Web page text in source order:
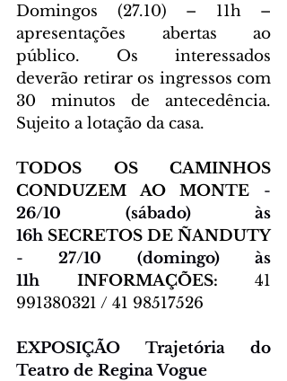
Domingos (27.10) – 11h –
apresentações abertas ao
público. Os interessados
deverão retirar os ingressos com
30 minutos de antecedência.
Sujeito a lotação da casa.
TODOS OS CAMINHOS
CONDUZEM AO MONTE
26/10 (sábado) às
16h
SECRETOS DE ÑANDUTY
- 27/10 (domingo) às
11h INFORMAÇÕES: 41
991380321 / 41 98517526
EXPOSIÇÃO Trajetória do
Teatro de Regina Vogue